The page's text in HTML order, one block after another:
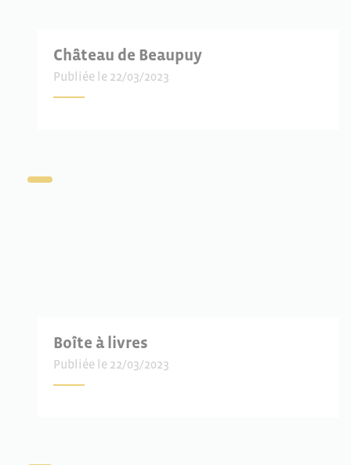
Château de Beaupuy
Publiée le 22/03/2023
Boîte à livres
Publiée le 22/03/2023